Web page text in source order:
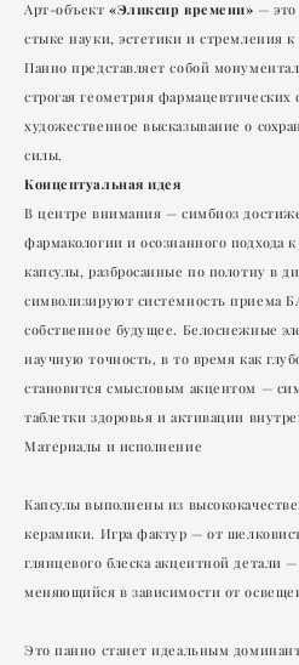
Арт-объект«Эликсир времени» — это
стыке науки, эстетики и стремления к
Панно представляет собой
строгая геометрия
художественное высказывание о
силы.
Концептуальная идея
В центре внимания — симбиоз
фармакологии и осознанного подхода
капсулы, разбросанные по полотну в
символизируют системность приема
собственное будущее. Белоснежные
научную точность, в то время как
становится смысловым акцентом —
таблетки здоровья и активации
Материалы и исполнение
Капсулы выполнены из
керамики. Игра фактур — от
глянцевого блеска акцентной детали
меняющийся в зависимости от
Это панно станет идеальным